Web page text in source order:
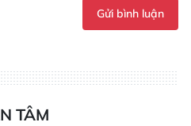
Gửi bình luận
TÂM